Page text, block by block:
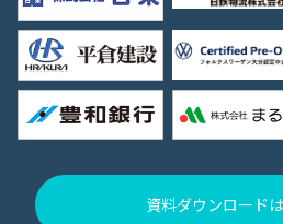
資料ダウンロード